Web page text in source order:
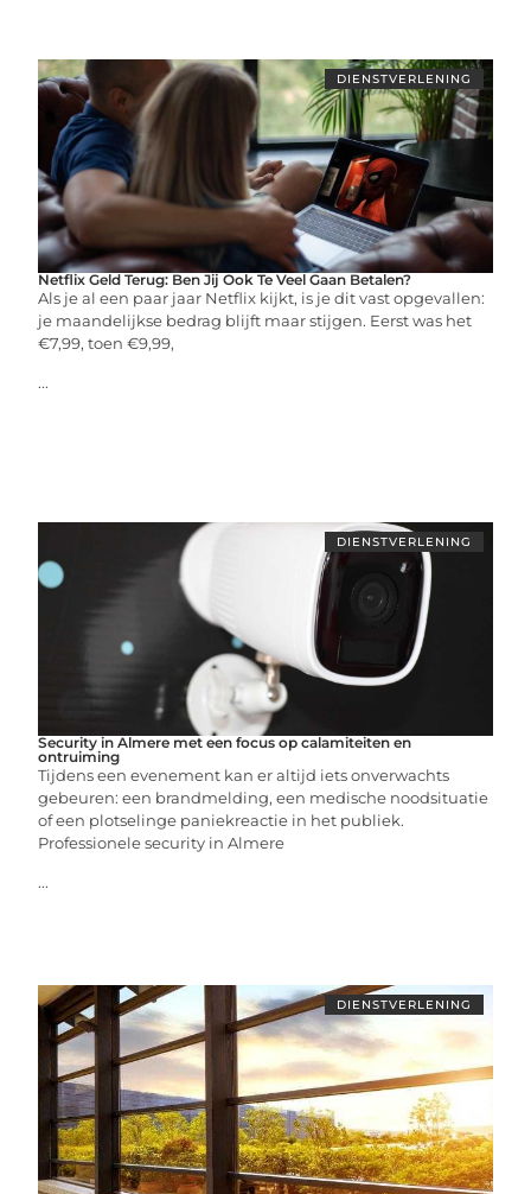
DIENSTVERLENING
Netflix Geld Terug: Ben Jij Ook Te Veel Gaan Betalen?
Als je al een paar jaar Netflix kijkt, is je dit vast opgevallen:
je maandelijkse bedrag blijft maar stijgen. Eerst was het
€7,99, toen €9,99,
...
DIENSTVERLENING
Security in Almere met een focus op calamiteiten en
ontruiming
Tijdens een evenement kan er altijd iets onverwachts
gebeuren: een brandmelding, een medische noodsituatie
of een plotselinge paniekreactie in het publiek.
Professionele security in Almere
...
DIENSTVERLENING